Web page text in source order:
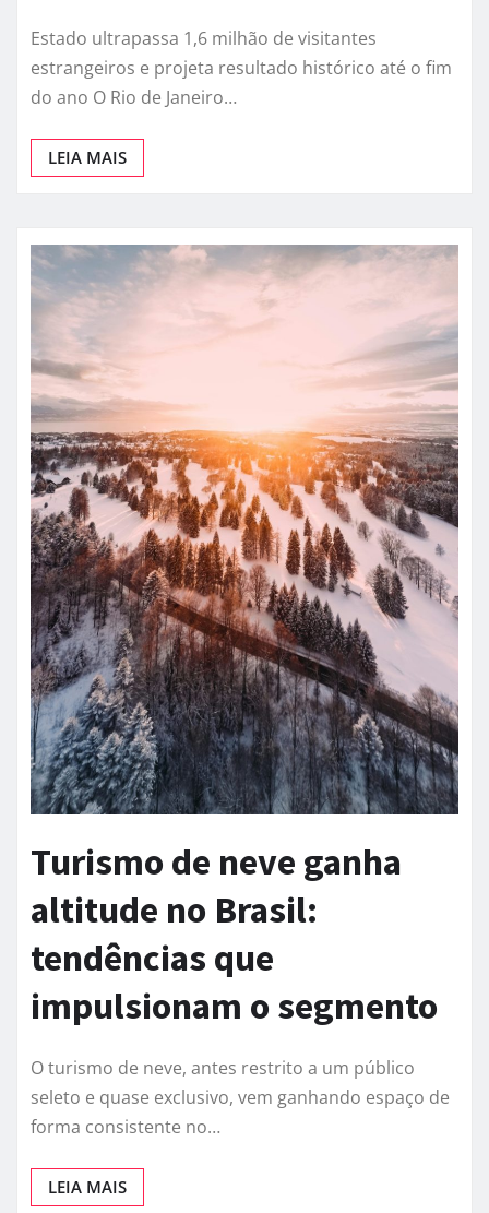
Estado ultrapassa 1,6 milhão de visitantes
estrangeiros e projeta resultado histórico até o fim
do ano O Rio de Janeiro…
LEIA MAIS
Turismo de neve ganha
altitude no Brasil:
tendências que
impulsionam o segmento
O turismo de neve, antes restrito a um público
seleto e quase exclusivo, vem ganhando espaço de
forma consistente no…
LEIA MAIS